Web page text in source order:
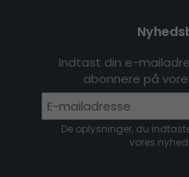
Indtast din e-
abonnere på
De oplysninger, du
vores